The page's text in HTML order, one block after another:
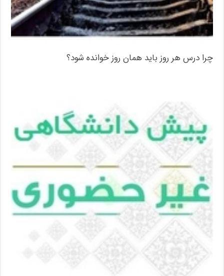
چرا درس هر روز باید همان روز خوانده شود؟